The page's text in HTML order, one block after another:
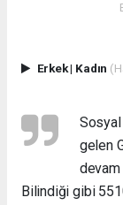
Erkek| Kadın
gelen
devam
Bilindiği gibi